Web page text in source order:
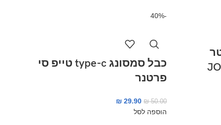
3 מטר
-40%
כבל סמסונג type-c טייפ סי
פרטנר
₪50.00
₪ 29.90
הוספה לסל